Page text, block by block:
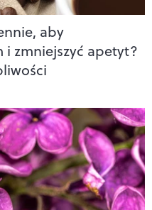
aby
i zmniejszyć apetyt?